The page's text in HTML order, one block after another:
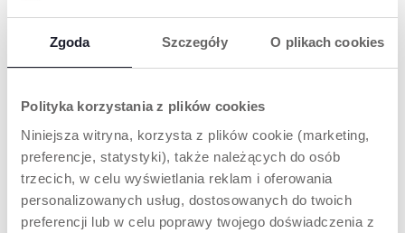
Zgoda Szczegóły O plikach cookies
Polityka korzystania z plików cookies
Niniejsza witryna, korzysta z plików cookie (marketing,
preferencje, statystyki), także należących do osób
trzecich, w celu wyświetlania reklam i oferowania
personalizowanych usług, dostosowanych do twoich
preferencji lub w celu poprawy twojego doświadczenia z
DELIKATNY DLA
SKÓRY
pochodzenia
naturalnego.
TUBKA
KOSMETYCZNA
ale również o planetę.
Nasze opakowania
zostały
zaprojektowane z
myślą o
zrównoważonym
rozwoju.